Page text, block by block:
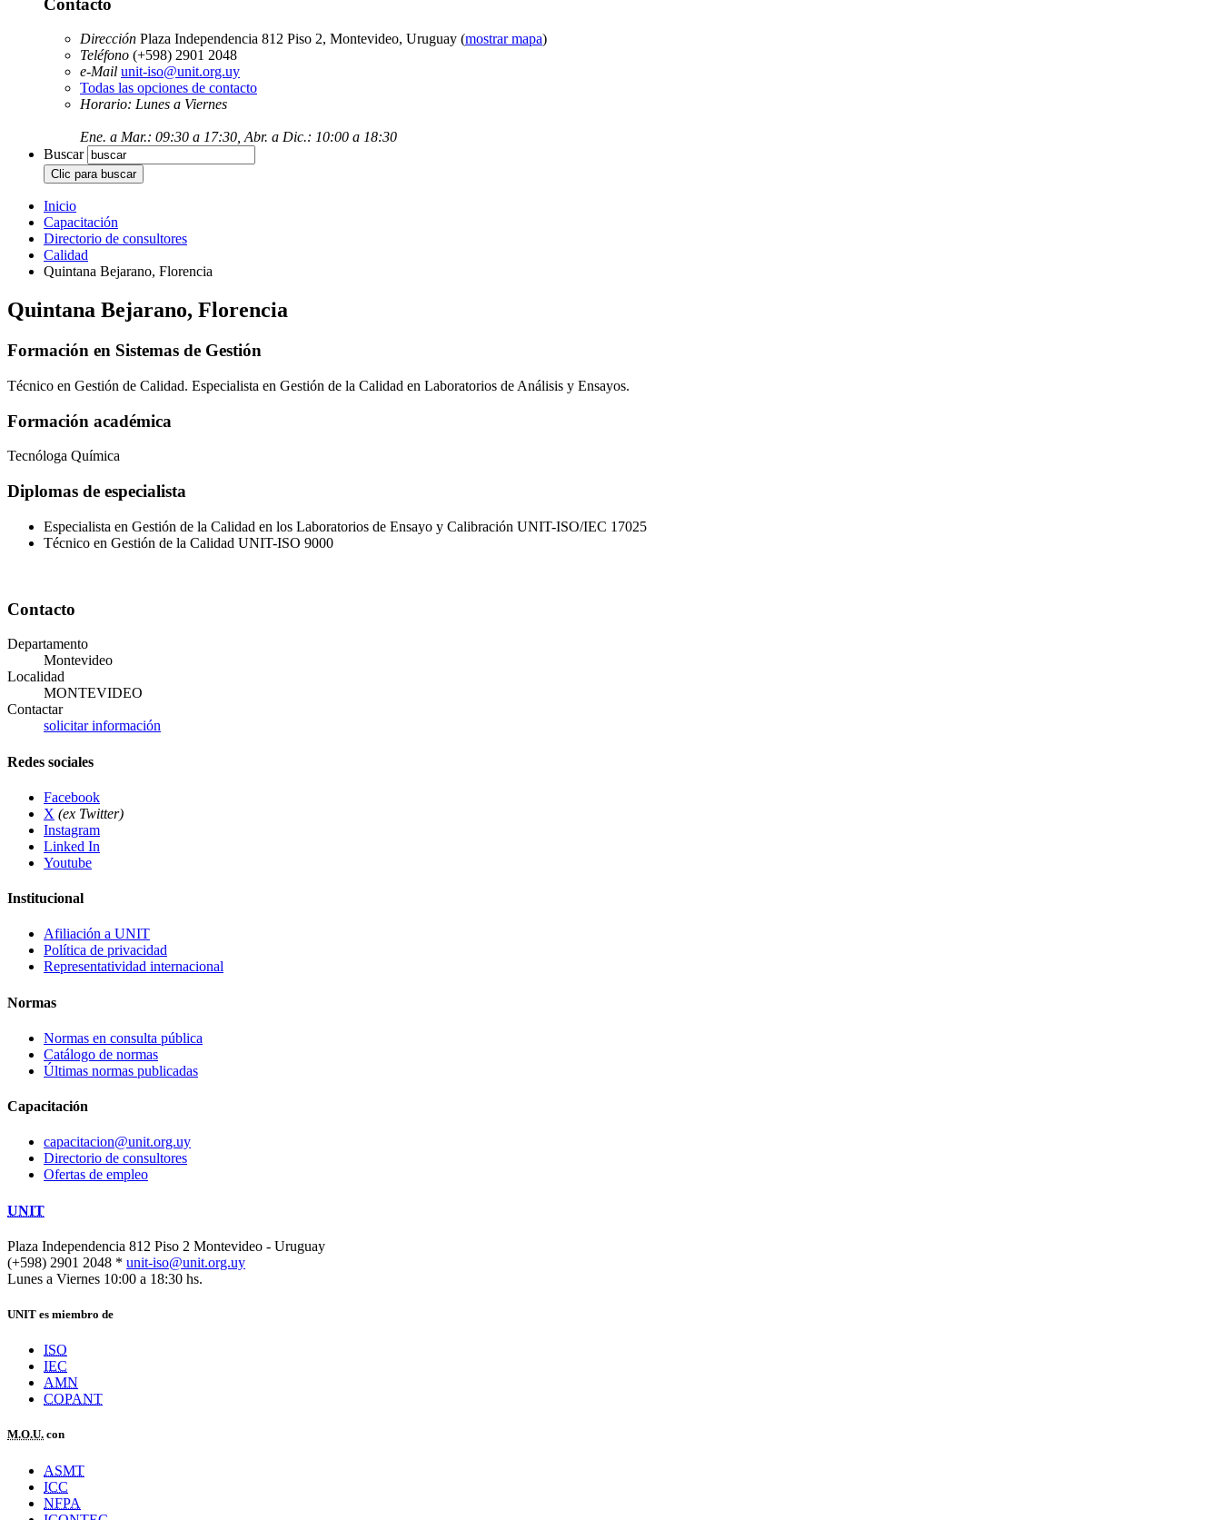
Contacto
Dirección Plaza Independencia 812 Piso 2, Montevideo, Uruguay (mostrar mapa)
Teléfono (+598) 2901 2048
e-Mail unit-iso@unit.org.uy
Todas las opciones de contacto
Horario: Lunes a Viernes
Ene. a Mar.: 09:30 a 17:30, Abr. a Dic.: 10:00 a 18:30
Buscar
Inicio
Capacitación
Directorio de consultores
Calidad
Quintana Bejarano, Florencia
Quintana Bejarano, Florencia
Formación en Sistemas de Gestión
Técnico en Gestión de Calidad. Especialista en Gestión de la Calidad en Laboratorios de Análisis y Ensayos.
Formación académica
Tecnóloga Química
Diplomas de especialista
Especialista en Gestión de la Calidad en los Laboratorios de Ensayo y Calibración UNIT-ISO/IEC 17025
Técnico en Gestión de la Calidad UNIT-ISO 9000
Contacto
Departamento
Montevideo
Localidad
MONTEVIDEO
Contactar
solicitar información
Redes sociales
Facebook
X (ex Twitter)
Instagram
Linked In
Youtube
Institucional
Afiliación a UNIT
Política de privacidad
Representatividad internacional
Normas
Normas en consulta pública
Catálogo de normas
Últimas normas publicadas
Capacitación
capacitacion@unit.org.uy
Directorio de consultores
Ofertas de empleo
UNIT
Plaza Independencia 812 Piso 2 Montevideo - Uruguay
(+598) 2901 2048 * unit-iso@unit.org.uy
Lunes a Viernes 10:00 a 18:30 hs.
UNIT es miembro de
ISO
IEC
AMN
COPANT
M.O.U. con
ASMT
ICC
NFPA